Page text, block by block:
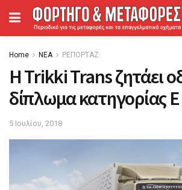
Home ΝΕΑ ΡΕΠΟΡΤΑΖ
H Trikki Trans ζητάει
δίπλωμα κατηγορίας Ε
5 Ιουλίου, 2018